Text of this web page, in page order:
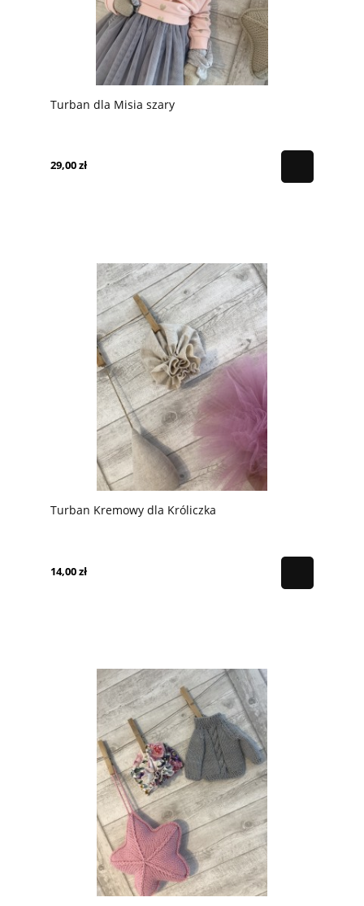
Turban dla Misia szary
29,00 zł
Turban Kremowy dla Króliczka
14,00 zł